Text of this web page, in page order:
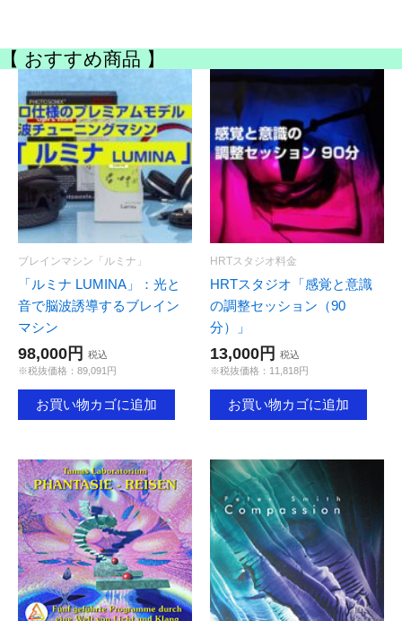
【 おすすめ商品 】
ブレインマシン「ルミナ」
「ルミナ LUMINA」：光と
音で脳波誘導するブレイン
マシン
98,000円
税込
※税抜価格：89,091円
お買い物カゴに追加
HRTスタジオ料金
HRTスタジオ「感覚と意識
の調整セッション（90
分）」
13,000円
税込
※税抜価格：11,818円
お買い物カゴに追加